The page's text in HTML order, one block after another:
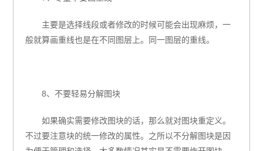
主要是选择线段或者修改的时候可能会出现麻烦，一
般就算画重线也是在不同图层上。同一图层的重线。
8、不要轻易分解图块
如果确实需要修改图块的话，那么就对图块重定义。
不过要注意块的统一修改的属性。之所以不分解图块是因